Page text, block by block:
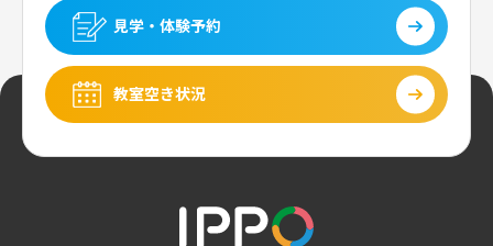
見学・体験予約
教室空き状況